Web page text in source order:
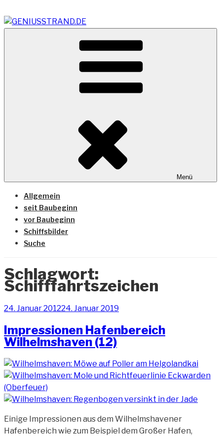
Inhalt
springen
GENIUSSTRAND.DE
Vom Geniusstrand zum JadeWeserPort/Container
Terminal Wilhelmshaven
Menü
Allgemein
seit Baubeginn
vor Baubeginn
Schiffsbilder
Suche
Schlagwort:
Schifffahrtszeichen
Veröffentlicht
24. Januar 201224. Januar 2019
Impressionen Hafenbereich
Wilhelmshaven (12)
Einige Impressionen aus dem Wilhelmshavener
Hafenbereich wie zum Beispiel dem Großer Hafen,